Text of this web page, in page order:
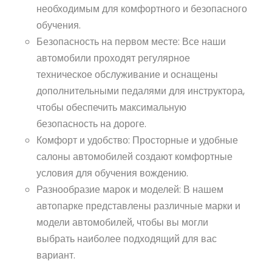
необходимым для комфортного и безопасного
обучения.
Безопасность на первом месте: Все наши
автомобили проходят регулярное
техническое обслуживание и оснащены
дополнительными педалями для инструктора,
чтобы обеспечить максимальную
безопасность на дороге.
Комфорт и удобство: Просторные и удобные
салоны автомобилей создают комфортные
условия для обучения вождению.
Разнообразие марок и моделей: В нашем
автопарке представлены различные марки и
модели автомобилей, чтобы вы могли
выбрать наиболее подходящий для вас
вариант.